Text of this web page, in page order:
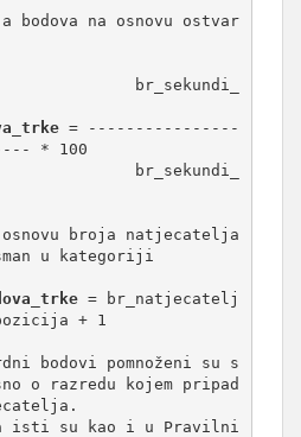
bodova na osnovu ostvar
= ----------------
* 100
broja natjecatelja
u kategoriji
= br_natjecatelj
+ 1
bodovi pomnoženi su s
o razredu kojem pripad
isti su kao i u Pravilni